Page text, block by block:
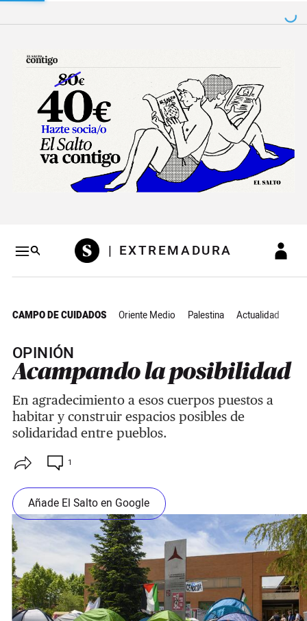
Salto a contenido
| EXTREMADURA
CAMPO DE CUIDADOS Oriente Medio Palestina Actualidad
OPINIÓN
Acampando la posibilidad
En agradecimiento a esos cuerpos puestos a
habitar y construir espacios posibles de
solidaridad entre pueblos.
1
Añade El Salto en Google